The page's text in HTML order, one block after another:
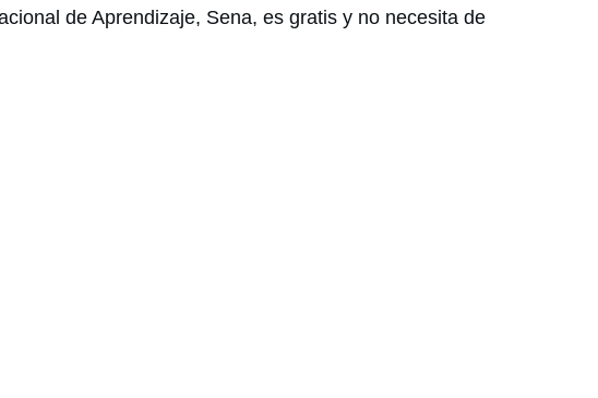
de Aprendizaje, Sena, es gratis y no necesita de